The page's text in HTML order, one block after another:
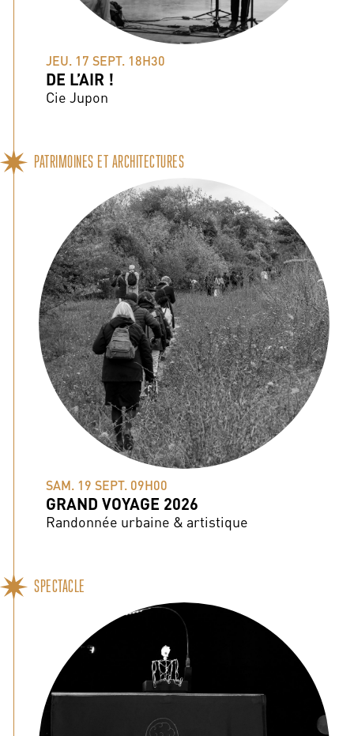
JEU. 17 SEPT. 18H30
DE L’AIR !
Cie Jupon
PATRIMOINES ET ARCHITECTURES
SAM. 19 SEPT. 09H00
GRAND VOYAGE 2026
Randonnée urbaine & artistique
SPECTACLE